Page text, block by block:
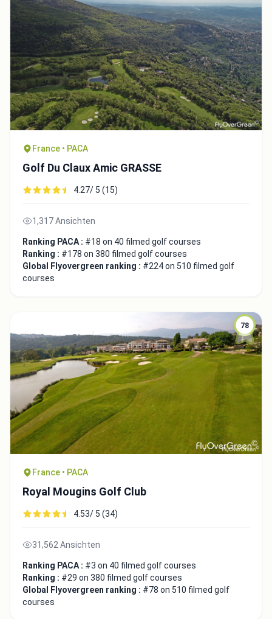
France • PACA
Golf Du Claux Amic GRASSE
4.27/ 5 (15)
1,317 Ansichten
Ranking PACA : #18 on 40 filmed golf courses
Ranking : #178 on 380 filmed golf courses
Global Flyovergreen ranking : #224 on 510 filmed golf
courses
78
France • PACA
Royal Mougins Golf Club
4.53/ 5 (34)
31,562 Ansichten
Ranking PACA : #3 on 40 filmed golf courses
Ranking : #29 on 380 filmed golf courses
Global Flyovergreen ranking : #78 on 510 filmed golf
courses